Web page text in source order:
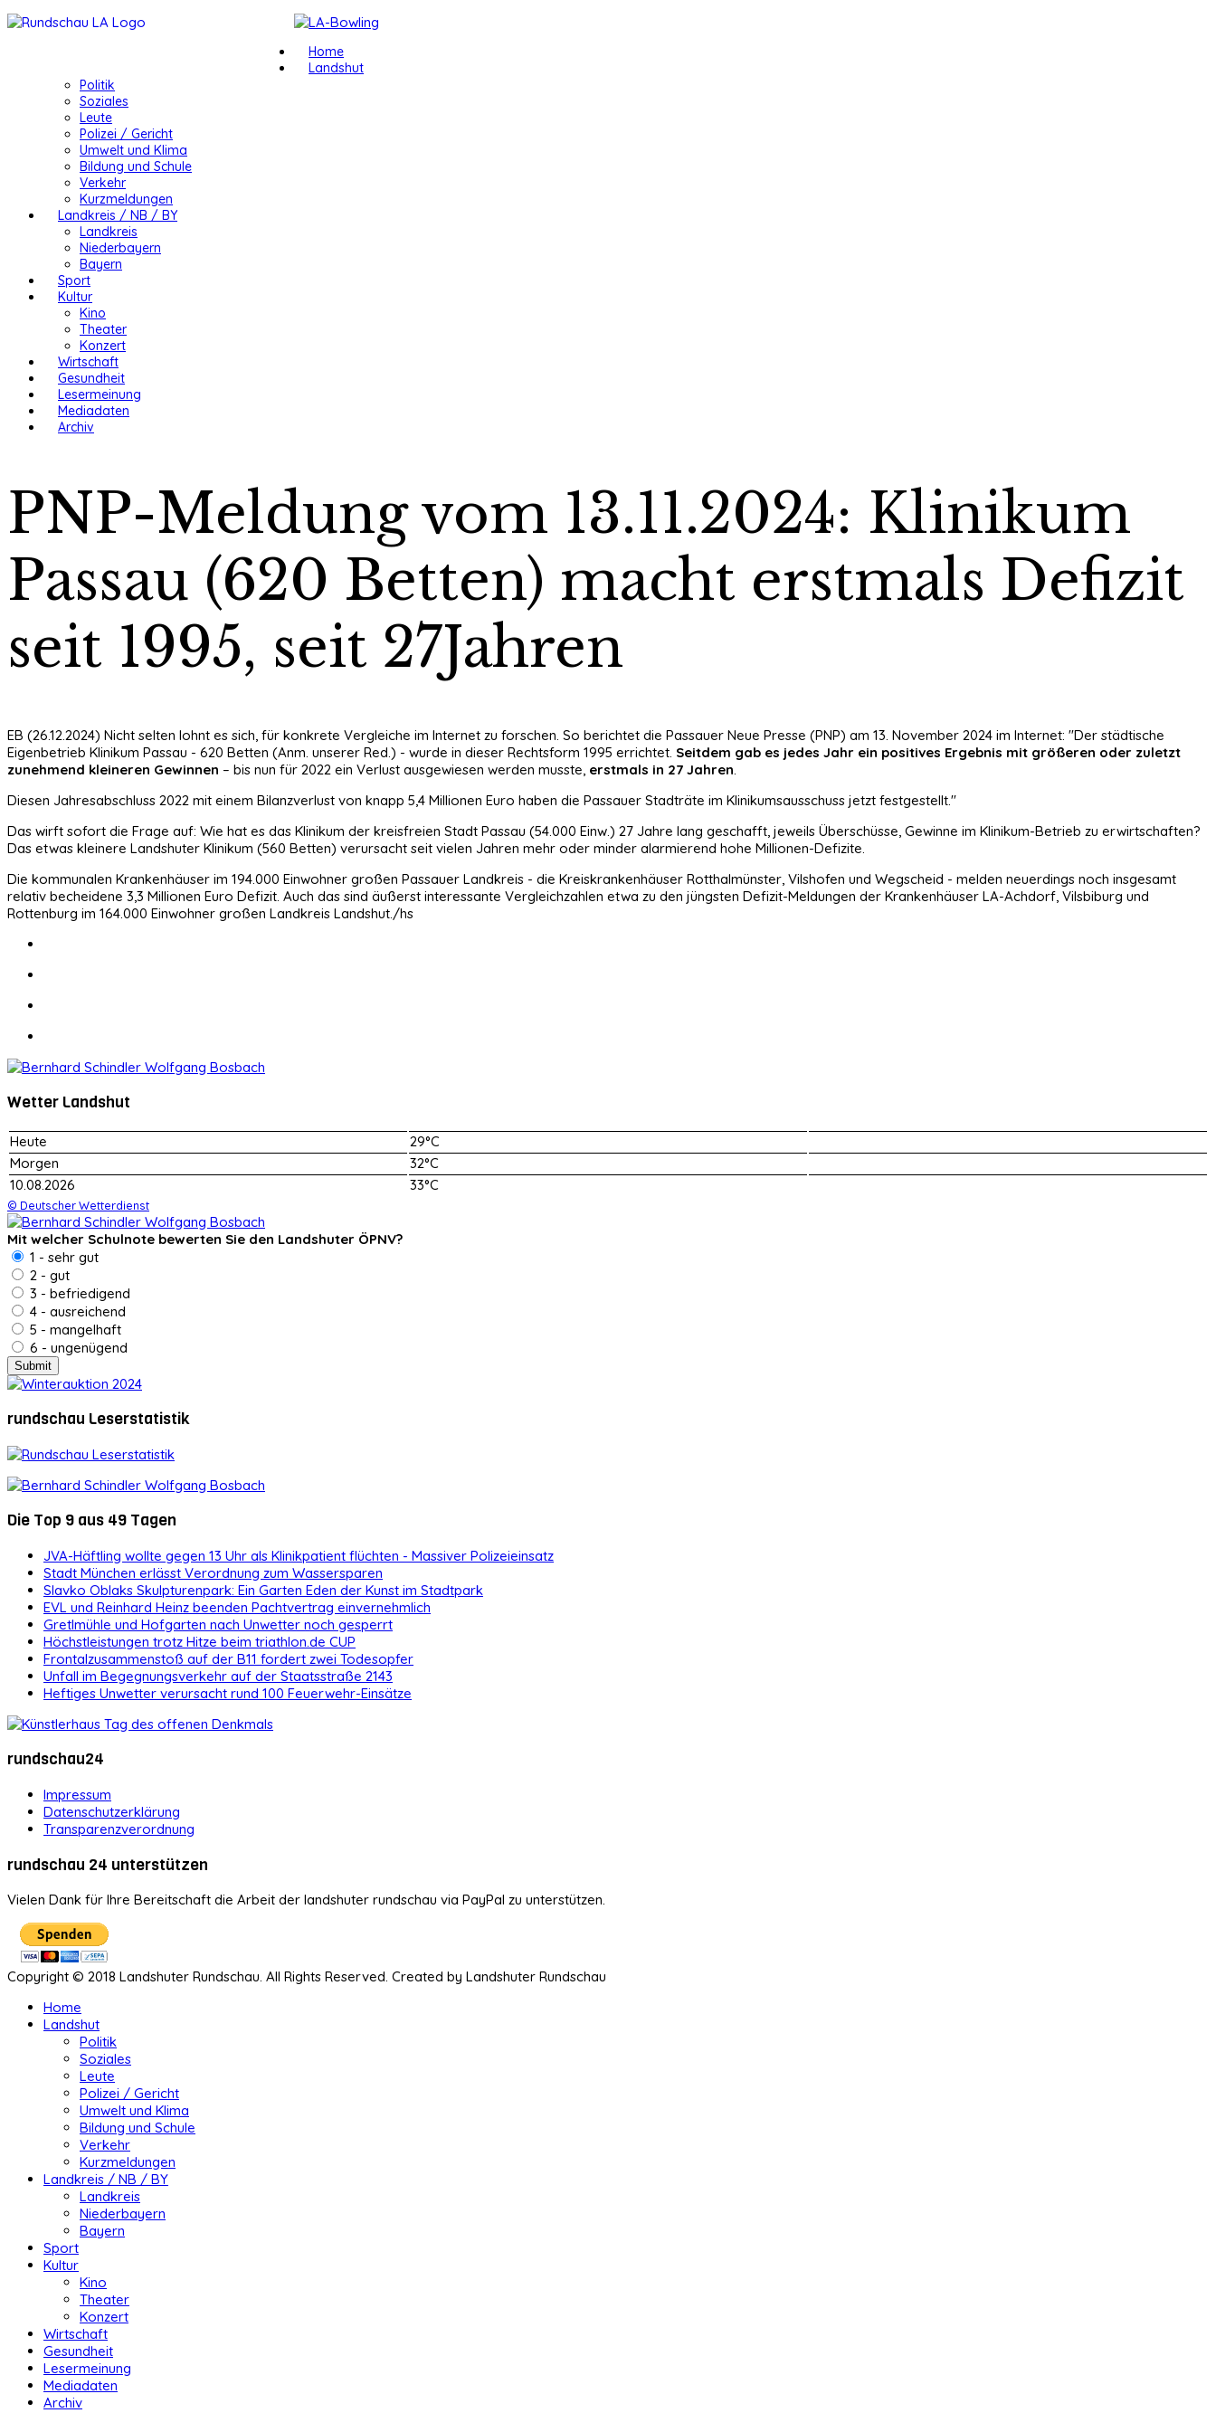
Home
Landshut
Politik
Soziales
Leute
Polizei / Gericht
Umwelt und Klima
Bildung und Schule
Verkehr
Kurzmeldungen
Landkreis / NB / BY
Landkreis
Niederbayern
Bayern
Sport
Kultur
Kino
Theater
Konzert
Wirtschaft
Gesundheit
Lesermeinung
Mediadaten
Archiv
PNP-Meldung vom 13.11.2024: Klinikum
Passau (620 Betten) macht erstmals Defizit
seit 1995, seit 27Jahren
EB (26.12.2024) Nicht selten lohnt es sich, für konkrete Vergleiche im Internet zu forschen. So berichtet die Passauer Neue Presse (PNP) am 13. November 2024 im Internet: "Der städtische
Eigenbetrieb Klinikum Passau - 620 Betten (Anm. unserer Red.) - wurde in dieser Rechtsform 1995 errichtet. Seitdem gab es jedes Jahr ein positives Ergebnis mit größeren oder zuletzt
zunehmend kleineren Gewinnen – bis nun für 2022 ein Verlust ausgewiesen werden musste, erstmals in 27 Jahren
Diesen Jahresabschluss 2022 mit einem Bilanzverlust von knapp 5,4 Millionen Euro haben die Passauer Stadträte im Klinikumsausschuss jetzt festgestellt."
Das wirft sofort die Frage auf: Wie hat es das Klinikum der kreisfreien Stadt Passau (54.000 Einw.) 27 Jahre lang geschafft, jeweils Überschüsse, Gewinne im Klinikum-Betrieb zu erwirtschaften?
Das etwas kleinere Landshuter Klinikum (560 Betten) verursacht seit vielen Jahren mehr oder minder alarmierend hohe Millionen-Defizite.
Die kommunalen Krankenhäuser im 194.000 Einwohner großen Passauer Landkreis - die Kreiskrankenhäuser Rotthalmünster, Vilshofen und Wegscheid - melden neuerdings noch insgesamt
relativ becheidene 3,3 Millionen Euro Defizit. Auch das sind äußerst interessante Vergleichzahlen etwa zu den jüngsten Defizit-Meldungen der Krankenhäuser LA-Achdorf, Vilsbiburg und
Rottenburg im 164.000 Einwohner großen Landkreis Landshut./hs
Wetter Landshut
Heute
29°C
Morgen
32°C
10.08.2026
33°C
© Deutscher Wetterdienst
Mit welcher Schulnote bewerten Sie den Landshuter ÖPNV?
1 - sehr gut
2 - gut
3 - befriedigend
4 - ausreichend
5 - mangelhaft
6 - ungenügend
rundschau Leserstatistik
Die Top 9 aus 49 Tagen
JVA-Häftling wollte gegen 13 Uhr als Klinikpatient flüchten - Massiver Polizeieinsatz
Stadt München erlässt Verordnung zum Wassersparen
Slavko Oblaks Skulpturenpark: Ein Garten Eden der Kunst im Stadtpark
EVL und Reinhard Heinz beenden Pachtvertrag einvernehmlich
Gretlmühle und Hofgarten nach Unwetter noch gesperrt
Höchstleistungen trotz Hitze beim triathlon.de CUP
Frontalzusammenstoß auf der B11 fordert zwei Todesopfer
Unfall im Begegnungsverkehr auf der Staatsstraße 2143
Heftiges Unwetter verursacht rund 100 Feuerwehr-Einsätze
rundschau24
Impressum
Datenschutzerklärung
Transparenzverordnung
rundschau 24 unterstützen
Vielen Dank für Ihre Bereitschaft die Arbeit der landshuter rundschau via PayPal zu unterstützen.
Copyright © 2018 Landshuter Rundschau. All Rights Reserved. Created by Landshuter Rundschau
Home
Landshut
Politik
Soziales
Leute
Polizei / Gericht
Umwelt und Klima
Bildung und Schule
Verkehr
Kurzmeldungen
Landkreis / NB / BY
Landkreis
Niederbayern
Bayern
Sport
Kultur
Kino
Theater
Konzert
Wirtschaft
Gesundheit
Lesermeinung
Mediadaten
Archiv